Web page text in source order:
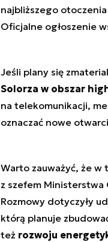
najbliższego
Oficjalne ogłoszenie
Jeśli plany się
Solorza w obszar
na telekomunikacji,
oznaczać nowe
Warto zauważyć, że w
z szefem Ministerstwa
Rozmowy dotyczyły
którą planuje
też rozwoju